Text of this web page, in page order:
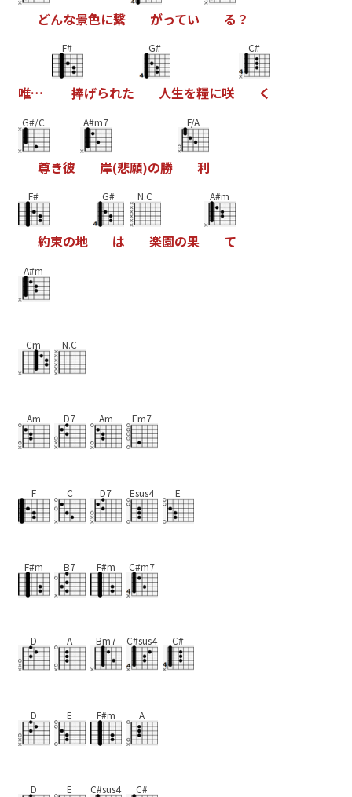
どんな景色に繋 がってい る ？
唯…
F#
捧げられた
G#
人生を糧に咲
C#
く
G#/C
尊き彼
A#m7
岸(悲願)の勝
F/A
利
F#
約束の地
G#
は
N.C
楽園の果
A#m
て
A#m
Cm N.C
Am D7 Am Em7
F C D7 Esus4 E
F#m B7 F#m C#m7
D A Bm7 C#sus4 C#
D E F#m A
D E C#sus4 C#